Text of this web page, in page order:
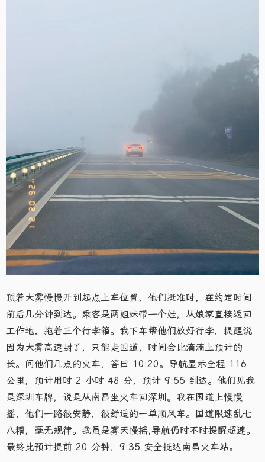
顶着大雾慢慢开到起点上车位置，他们挺准时，在约定时间
前后几分钟到达。乘客是两姐妹带一个娃，从娘家直接返回
工作地，拖着三个行李箱。我下车帮他们放好行李，提醒说
因为大雾高速封了，只能走国道，时间会比滴滴上预计的
长。问他们几点的火车，答曰 10:20。导航显示全程 116
公里，预计用时 2 小时 48 分，预计 9:55 到达。他们见我
是深圳车牌，说是从南昌坐火车回深圳。我在国道上慢慢
摇，他们一路很安静，很舒适的一单顺风车。国道限速乱七
八糟，毫无规律。我虽是雾天慢摇,导航仍时不时提醒超速。
最终比预计提前 20 分钟，9:35 安全抵达南昌火车站。